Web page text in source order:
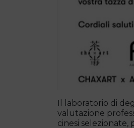
Il laboratorio di
valutazione
cinesi